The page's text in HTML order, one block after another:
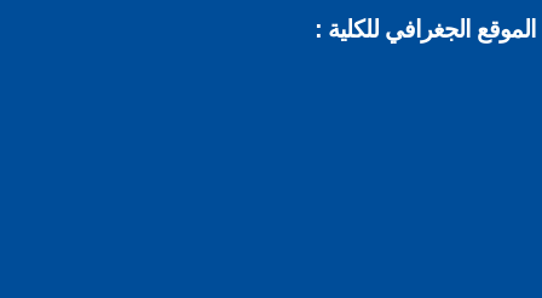
الجغرافي للكلية :